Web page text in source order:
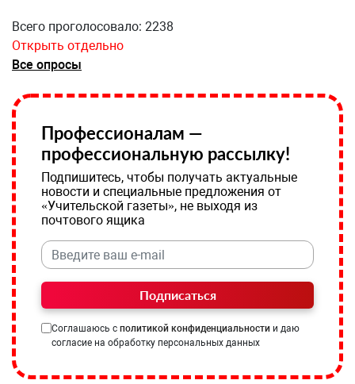
Всего проголосовало: 2238
Открыть отдельно
Все опросы
Профессионалам —
профессиональную рассылку!
Подпишитесь, чтобы получать актуальные
новости и специальные предложения от
«Учительской газеты», не выходя из
почтового ящика
Подписаться
Соглашаюсь с политикой конфиденциальности и даю
согласие на обработку персональных данных